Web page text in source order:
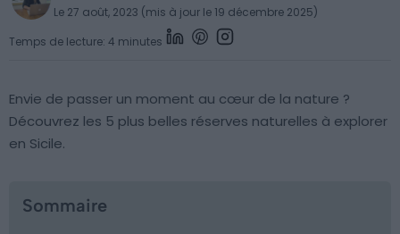
Le 27 août, 2023 (mis à jour le 19 décembre 2025)
Temps de lecture: 4 minutes
Envie de passer un moment au cœur de la nature ?
Découvrez les 5 plus belles réserves naturelles à explorer
en Sicile.
Sommaire